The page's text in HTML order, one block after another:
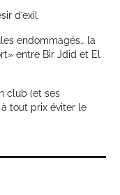
d’exil
endommagés… la
entre Bir Jdid et El
club (et ses
à tout prix éviter le